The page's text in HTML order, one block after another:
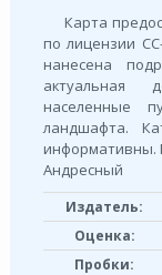
Карта
по лицензии
нанесена
актуальная
населенные
ландшафта.
информативны.
Андресный
Издатель:
Оценка:
Пробки: